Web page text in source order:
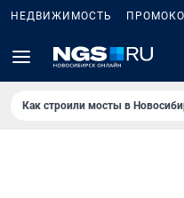
НЕДВИЖИМОСТЬ
Как строили мосты в